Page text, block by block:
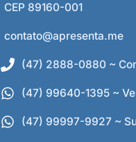
CEP 89160-001
contato@apresenta.me
(47) 2888-0880 ~
(47) 99640-1395 ~
(47) 99997-9927 ~